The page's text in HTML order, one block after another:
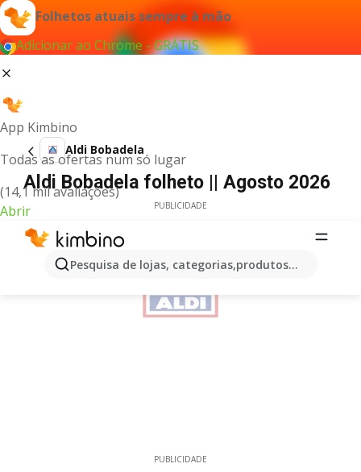
Folhetos atuais sempre à mão
Adicionar ao Chrome - GRÁTIS
App Kimbino
Todas as ofertas num só lugar
(14,1 mil avaliações)
Abrir
Pesquisa de lojas, categorias,produtos...
Aldi Bobadela
Aldi Bobadela folheto || Agosto 2026
PUBLICIDADE
PUBLICIDADE